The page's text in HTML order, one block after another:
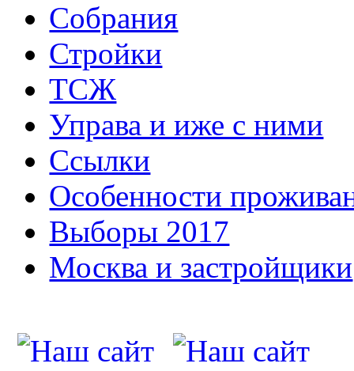
Собрания
Стройки
ТСЖ
Управа и иже с ними
Ссылки
Особенности
Выборы 2017
Москва и застройщики